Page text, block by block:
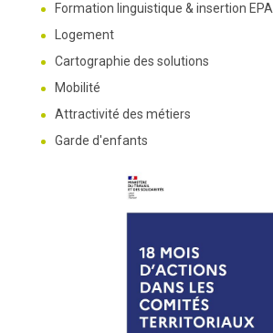
Formation linguistique & insertion EPA
Logement
Cartographie des solutions
Mobilité
Attractivité des métiers
Garde d'enfants